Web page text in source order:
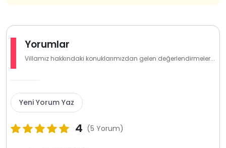
Yorumlar
Villamız hakkındaki konuklarımızdan gelen değerlendirmeler...
Yeni Yorum Yaz
4 (5 Yorum)